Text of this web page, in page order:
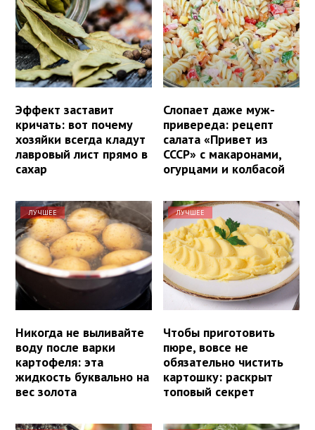
Эффект заставит
кричать: вот почему
хозяйки всегда кладут
лавровый лист прямо в
сахар
Слопает даже муж-
привереда: рецепт
салата «Привет из
СССР» с макаронами,
огурцами и колбасой
ЛУЧШЕЕ
Никогда не выливайте
воду после варки
картофеля: эта
жидкость буквально на
вес золота
ЛУЧШЕЕ
Чтобы приготовить
пюре, вовсе не
обязательно чистить
картошку: раскрыт
топовый секрет